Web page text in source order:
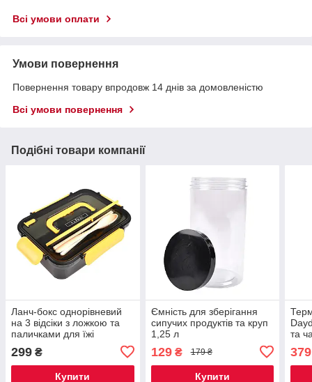
Всі умови оплати
Умови повернення
Повернення товару впродовж 14 днів за домовленістю
Всі умови повернення
Подібні товари компанії
Ланч-бокс однорівневий
на 3 відсіки з ложкою та
паличками для їжі
299 ₴
Купити
Ємність для зберігання
сипучих продуктів та круп
1,25 л
129₴ 179 ₴
Купити
та
379